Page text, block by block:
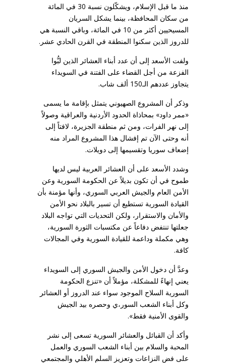
منذ ما قبل الإسلام، ويشكّلون نسبة 30 في المائة
من سكان المحافظة، بينما يشكل السريان
المسيحيين أكثر من 10 في المائة، وباقي النسبة هي
للدروز الذين سكنوا المنطقة في القرن الحادي عشر.
ولفت الأسعد إلى أن عدد أبناء العشائر الذين لبُّوا
الفزعة من أجل القضاء على الفتنة في السويداء
يتجاوز عددهم الـ150 ألف شاب.
وذكر أن المشروع الصهيوني يتمثل بإقامة ما يسمى
«ممر داود» بمحاذاة الحدود الأردنية والعراقية وصولاً
إلى نهر الفرات، ومن ثم منطقة الجزيرة، لافتاً إلى
أنه وحتى الآن تم إفشال هذا المشروع المراد منه
إضعاف سوريا وتقسيمها إلى دويلات.
وشدد الأسعد على أن العشائر العربية ليس لديها
طموح في أن تكون بديلاً عن الحكومة السورية وعن
الأمن العام والجيش العربي السوري، وأنها مؤمنة بأن
القيادة السورية تستطيع أن تسير بالبلاد نحو الأمن
والأمان والاستقرار، ولكن التحديات التي تواجه البلاد
جعلتها تنتفض دفاعاً عن مكتسبات الثورة السورية،
وهي مكملة وداعمة للقيادة السورية وفي المجالات
كافة.
وعدَّ أن دخول الأمن والجيش السوري إلى السويداء
يعني إنهاءً للمشكلة، مؤملاً أن «تنزع الحكومة
السورية السلاح الموجود سواء عند الدروز أو العشائر
وكل أبناء الشعب السور،ي وحصره بيد الجيش
والقوى الأمنية فقط».
وأكد أن القبائل والعشائر السورية تسعى إلى نشر
المحبة والسلام بين أبناء الشعب السوري والعمل
على فض النزاعات وتعزيز السلم الأهلي والمجتمعي